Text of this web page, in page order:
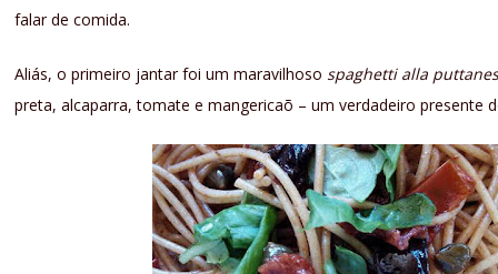
falar de comida.
Aliás, o primeiro jantar foi um maravilhosospaghetti alla
preta, alcaparra, tomate e mangericaõ – um verdadeiro presente